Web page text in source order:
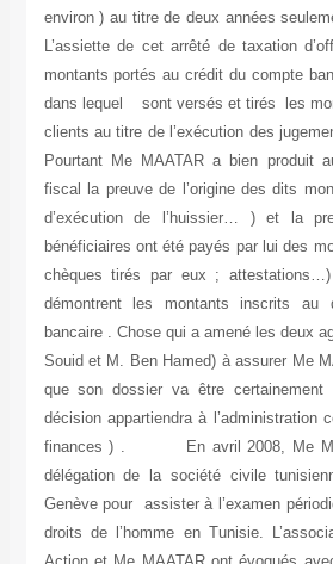
environ ) au titre de deux années
L’assiette de cet arrêté de taxation
montants portés au crédit du compte
dans lequel sont versés et tirés les
clients au titre de l’exécution des
Pourtant Me MAATAR a bien produit
fiscal la preuve de l’origine des dits
d’exécution de l’huissier… ) et la
bénéficiaires ont été payés par lui des
chèques tirés par eux ;
démontrent les montants inscrits au
bancaire . Chose qui a amené les deux
Souid et M. Ben Hamed) à assurer Me
que son dossier va être
décision appartiendra à l’administration
finances ) . En avril 2008, Me
délégation de la société civile
Genève pour assister à l’examen
droits de l’homme en Tunisie.